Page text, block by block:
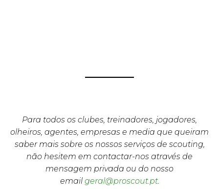
Para todos os clubes, treinadores, jogadores,
olheiros, agentes, empresas e media que queiram
saber mais sobre os nossos serviços de scouting,
não hesitem em contactar-nos através de
mensagem privada ou do nosso
email geral@proscout.pt.